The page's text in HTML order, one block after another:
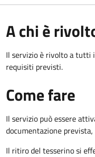
A chi è
Il servizio è rivolto a tutti
requisiti previsti.
Come fare
Il servizio può essere
documentazione
Il ritiro del tesserino si